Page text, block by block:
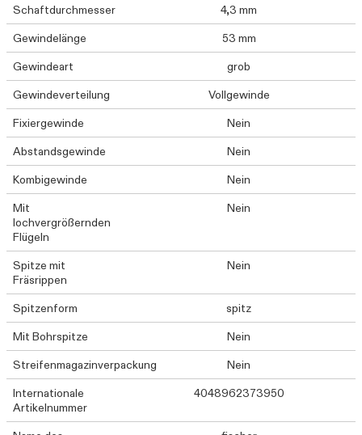
Schaftdurchmesser
4,3 mm
Gewindelänge
53 mm
Gewindeart
grob
Gewindeverteilung
Vollgewinde
Fixiergewinde
Nein
Abstandsgewinde
Nein
Kombigewinde
Nein
Mit
lochvergrößernden
Flügeln
Nein
Spitze mit
Fräsrippen
Nein
Spitzenform
spitz
Mit Bohrspitze
Nein
Streifenmagazinverpackung
Nein
Internationale
Artikelnummer
4048962373950